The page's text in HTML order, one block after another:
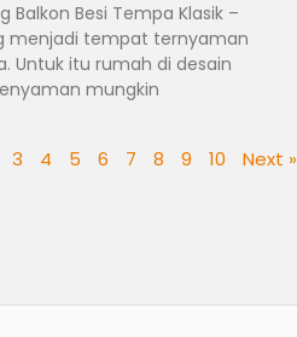
Balkon Besi Tempa Klasik –
menjadi tempat ternyaman
Untuk itu rumah di desain
mungkin
3 4 5 6 7 8 9 10 Next »